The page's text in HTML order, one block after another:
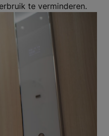
te verminderen.